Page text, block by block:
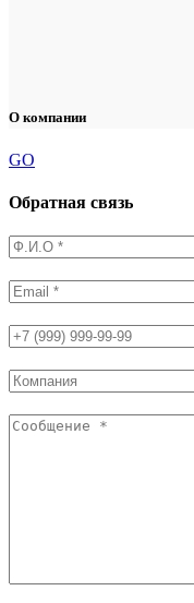
О компании
GO
Обратная связь